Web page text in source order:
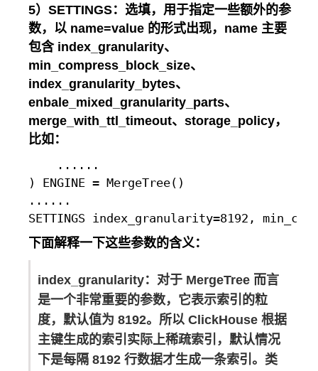
5）SETTINGS：选填，用于指定一些额外的参
数，以 name=value 的形式出现，name 主要
包含 index_granularity、
min_compress_block_size、
index_granularity_bytes、
enbale_mixed_granularity_parts、
merge_with_ttl_timeout、storage_policy，
比如：
    ......
) ENGINE = MergeTree()
......
下面解释一下这些参数的含义：
index_granularity：对于 MergeTree 而言
是一个非常重要的参数，它表示索引的粒
度，默认值为 8192。所以 ClickHouse 根据
主键生成的索引实际上稀疏索引，默认情况
下是每隔 8192 行数据才生成一条索引。类